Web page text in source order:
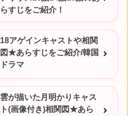
らすじをご紹介！
18アゲインキャストや相関
図★あらすじをご紹介/韓国
ドラマ
雲が描いた月明かりキャス
ト(画像付き)相関図★あら